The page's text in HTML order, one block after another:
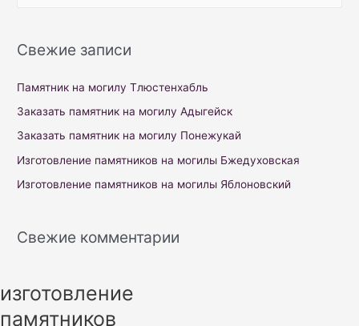
r
h
f
o
Свежие записи
Памятник на могилу Тлюстенхабль
Заказать памятник на могилу Адыгейск
Заказать памятник на могилу Понежукай
Изготовление памятников на могилы Бжедуховская
Изготовление памятников на могилы Яблоновский
Свежие комментарии
изготовление
памятников